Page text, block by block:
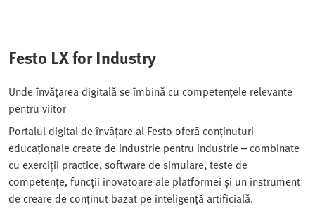
Festo LX for Industry
Unde învățarea digitală se îmbină cu competențele relevante
pentru viitor
Portalul digital de învățare al Festo oferă conținuturi
educaționale create de industrie pentru industrie – combinate
cu exerciții practice, software de simulare, teste de
competențe, funcții inovatoare ale platformei și un instrument
de creare de conținut bazat pe inteligență artificială.